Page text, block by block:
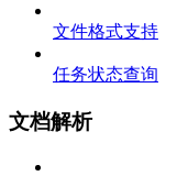
文件格式支持
任务状态查询
文档解析